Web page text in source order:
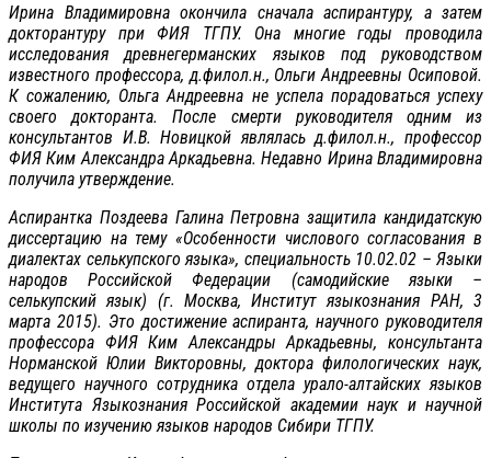
Ирина Владимировна окончила сначала аспирантуру, а затем
докторантуру при ФИЯ ТГПУ. Она многие годы проводила
исследования древнегерманских языков под руководством
известного профессора, д.филол.н., Ольги Андреевны Осиповой.
К сожалению, Ольга Андреевна не успела порадоваться успеху
своего докторанта. После смерти руководителя одним из
консультантов И.В. Новицкой являлась д.филол.н., профессор
ФИЯ Ким Александра Аркадьевна. Недавно Ирина Владимировна
получила утверждение.
Аспирантка Поздеева Галина Петровна защитила кандидатскую
диссертацию на тему «Особенности числового согласования в
диалектах селькупского языка», специальность 10.02.02 – Языки
народов Российской Федерации (самодийские языки –
селькупский язык) (г. Москва, Институт языкознания РАН, 3
марта 2015). Это достижение аспиранта, научного руководителя
профессора ФИЯ Ким Александры Аркадьевны, консультанта
Норманской Юлии Викторовны, доктора филологических наук,
ведущего научного сотрудника отдела урало-алтайских языков
Института Языкознания Российской академии наук и научной
школы по изучению языков народов Сибири ТГПУ.